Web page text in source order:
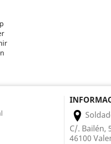
C/. Bailén,
46100